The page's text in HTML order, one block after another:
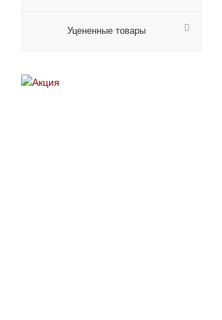
Уцененные товары